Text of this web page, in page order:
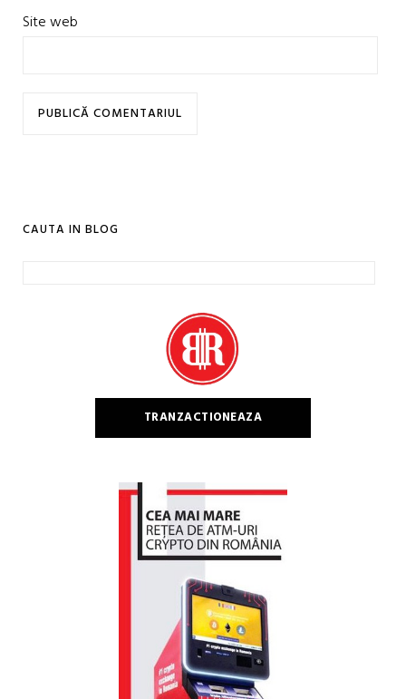
Site web
CAUTA IN BLOG
TRANZACTIONEAZA